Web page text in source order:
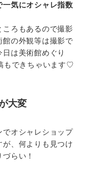
一気にオシャレ指数
ろもあるので撮影
の外観等は撮影で
は美術館めぐり
もできちゃいます♡
大変
でオシャレショップ
、何よりも見つけ
らい！